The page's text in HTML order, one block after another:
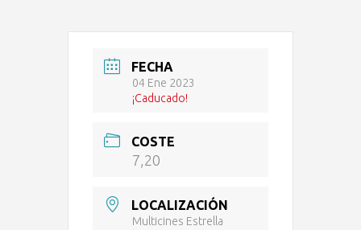
FECHA
04 Ene 2023
¡Caducado!
COSTE
7,20
LOCALIZACIÓN
Multicines Estrella